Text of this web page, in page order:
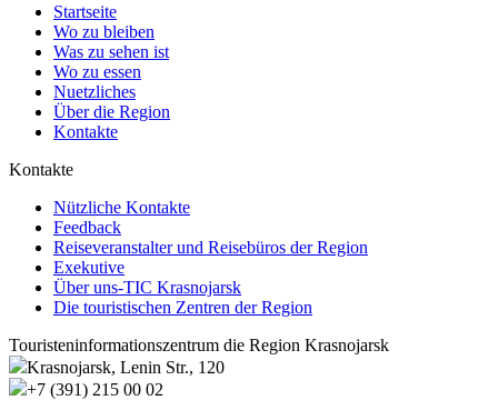
Startseite
Wo zu bleiben
Was zu sehen ist
Wo zu essen
Nuetzliches
Über die Region
Kontakte
Kontakte
Nützliche Kontakte
Feedback
Reiseveranstalter und Reisebüros der Region
Exekutive
Über uns-TIC Krasnojarsk
Die touristischen Zentren der Region
Touristeninformationszentrum die Region Krasnojarsk
Krasnojarsk, Lenin Str., 120
+7 (391) 215 00 02